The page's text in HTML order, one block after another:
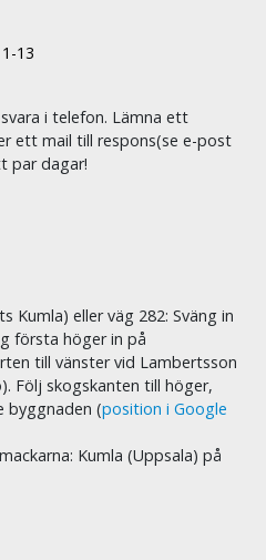
13
i telefon. Lämna ett
ett mail till respons(se e-post
par dagar!
Kumla) eller väg 282: Sväng in
första höger in på
till vänster vid Lambertsson
Följ skogskanten till höger,
byggnaden (position i Google
Kumla (Uppsala) på